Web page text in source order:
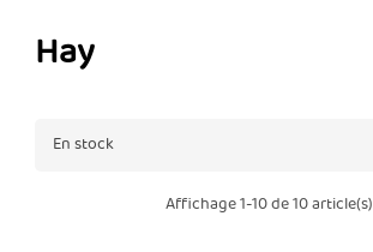
Hay
En stock
Affichage 1-10 de 10 article(s)